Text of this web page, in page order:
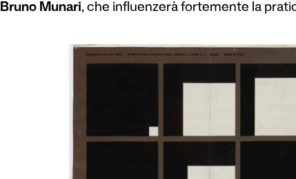
Bruno Munari, che influenzerà fortemente la